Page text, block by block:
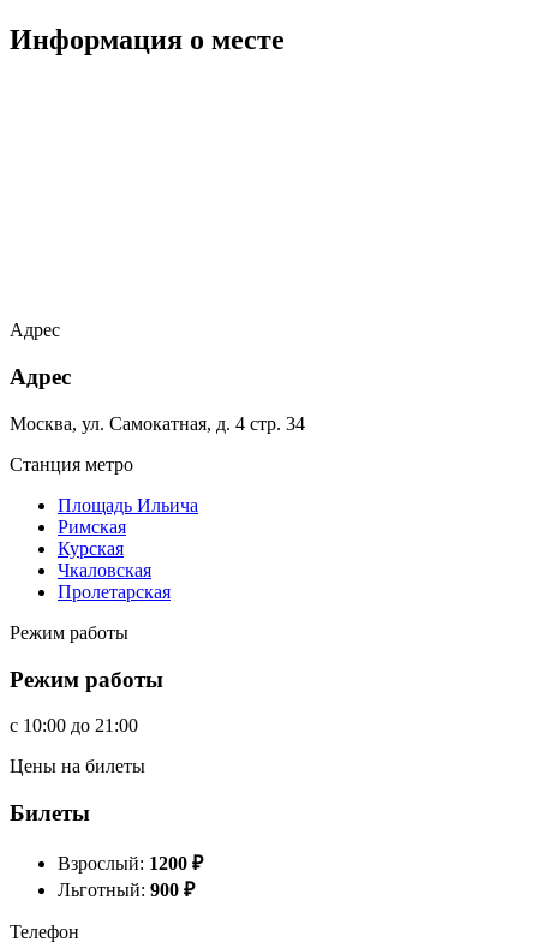
Информация о месте
Адрес
Адрес
Москва, ул. Самокатная, д. 4 стр. 34
Станция метро
Площадь Ильича
Римская
Курская
Чкаловская
Пролетарская
Режим работы
Режим работы
c 10:00 до 21:00
Цены на билеты
Билеты
Взрослый: 1200 ₽
Льготный: 900 ₽
Телефон